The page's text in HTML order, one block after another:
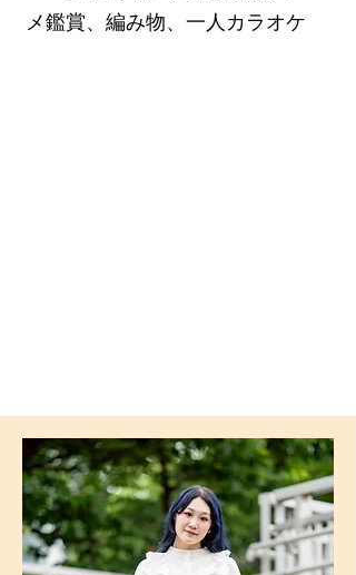
メ鑑賞、編み物、一人カラオケ